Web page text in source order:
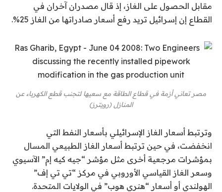
مقابل الحصول على الغاز، إذ قال مصدران آخران في
القطاع إن إسرائيل تريد رفع أسعار صادراتها من الغاز 25%.
مصر تعاني أزمة في قطاع الطاقة مع سعيها لتجنب قطع الكهرباء عن
المنازل (رويترز)
وترتبط أسعار الغاز الإسرائيلي بأسعار النفط التي
انخفضت، في حين ترتبط أسعار الغاز الطبيعي المسال
بمؤشرات مرجعية أخرى مثل مؤشر “جيه كيه إم” الآسيوي
وسعر الغاز القياسي الأوروبي في مركز “تي تي إف”
الهولندي أو أسعار “هنري هوب” في الولايات المتحدة.